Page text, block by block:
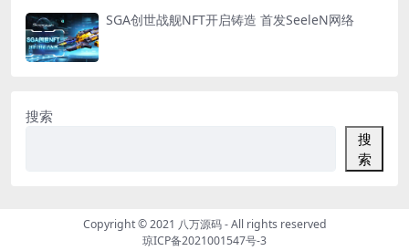
SGA创世战舰NFT开启铸造 首发SeeleN网络
搜索
搜
索
Copyright © 2021 八万源码- All rights reserved
琼ICP备2021001547号-3